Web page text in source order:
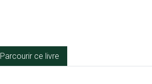
Parcourir ce livre